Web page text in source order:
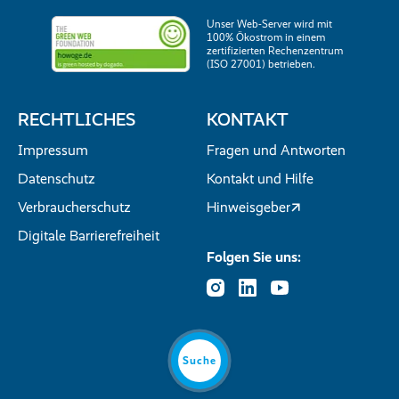
Suche
Unser Web-Server wird mit
100% Ökostrom in einem
zertifizierten Rechenzentrum
(ISO 27001) betrieben.
RECHTLICHES
Impressum
Datenschutz
Verbraucherschutz
Digitale Barrierefreiheit
KONTAKT
Fragen und Antworten
Kontakt und Hilfe
Hinweisgeber
Folgen Sie uns: